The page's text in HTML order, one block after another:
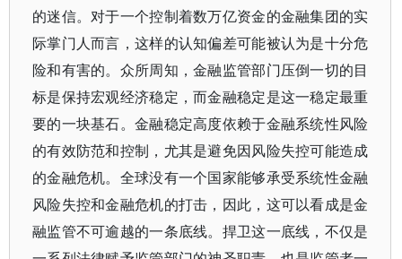
的迷信。对于一个控制着数万亿资金的金融集团的实
际掌门人而言，这样的认知偏差可能被认为是十分危
险和有害的。众所周知，金融监管部门压倒一切的目
标是保持宏观经济稳定，而金融稳定是这一稳定最重
要的一块基石。金融稳定高度依赖于金融系统性风险
的有效防范和控制，尤其是避免因风险失控可能造成
的金融危机。全球没有一个国家能够承受系统性金融
风险失控和金融危机的打击，因此，这可以看成是金
融监管不可逾越的一条底线。捍卫这一底线，不仅是